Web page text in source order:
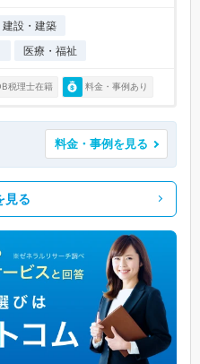
建設・建築
医療・福祉
税理士在籍 料金・事例あり
料金・事例を見る
見る